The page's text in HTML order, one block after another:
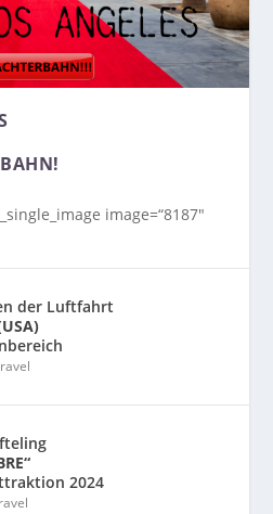
image=“8187″
der Luftfahrt
2024